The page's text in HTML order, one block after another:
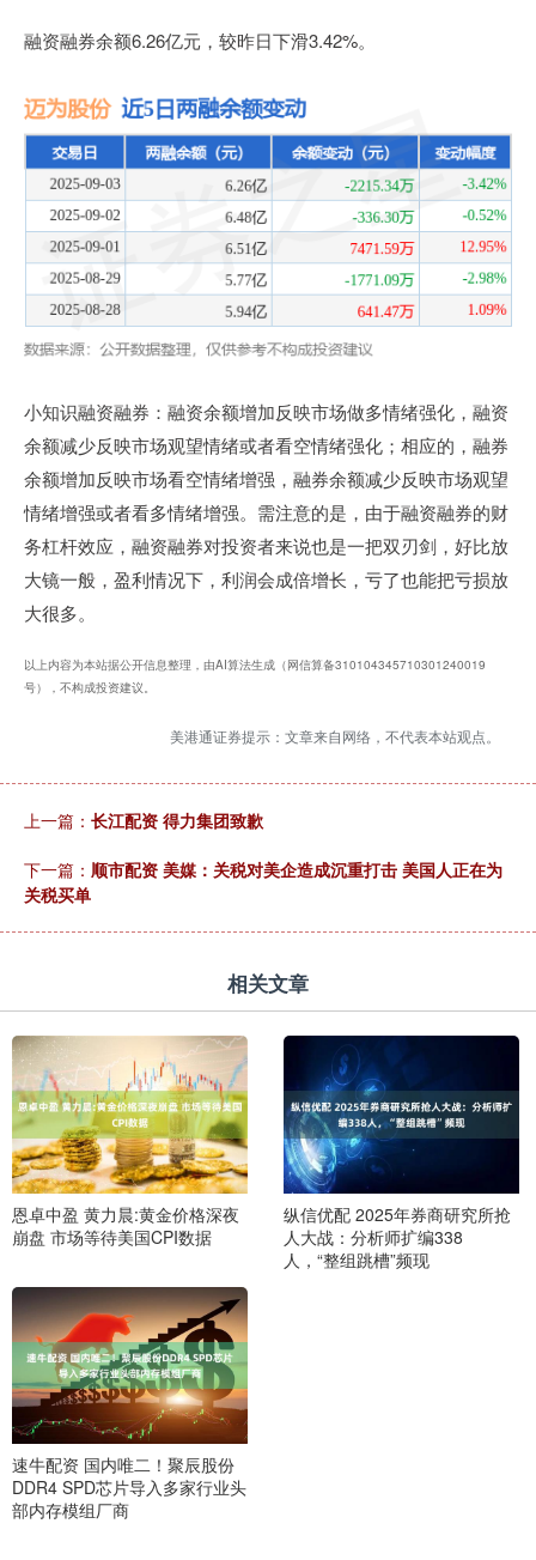
融资融券余额6.26亿元，较昨日下滑3.42%。
小知识融资融券：融资余额增加反映市场做多情绪强化，融资
余额减少反映市场观望情绪或者看空情绪强化；相应的，融券
余额增加反映市场看空情绪增强，融券余额减少反映市场观望
情绪增强或者看多情绪增强。需注意的是，由于融资融券的财
务杠杆效应，融资融券对投资者来说也是一把双刃剑，好比放
大镜一般，盈利情况下，利润会成倍增长，亏了也能把亏损放
大很多。
以上内容为本站据公开信息整理，由AI算法生成（网信算备310104345710301240019
号），不构成投资建议。
美港通证券提示：文章来自网络，不代表本站观点。
上一篇： 长江配资 得力集团致歉
下一篇： 顺市配资 美媒：关税对美企造成沉重打击 美国人正在为
关税买单
相关文章
恩卓中盈 黄力晨:黄金价格深夜
崩盘 市场等待美国CPI数据
纵信优配 2025年券商研究所抢
人大战：分析师扩编338
人，“整组跳槽”频现
速牛配资 国内唯二！聚辰股份
DDR4 SPD芯片导入多家行业头
部内存模组厂商